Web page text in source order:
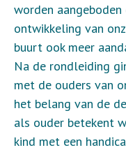
worden
ontwikkeling van
buurt ook meer
Na de rondleiding
met de ouders van
het belang van de
als ouder betekent
kind met een